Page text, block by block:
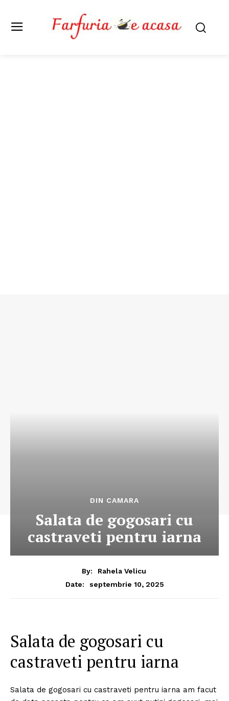
DIN CAMARA
Salata de gogosari cu
castraveti pentru iarna
By:
Rahela Velicu
Date:
septembrie 10, 2025
Salata de gogosari cu
castraveti pentru iarna
Salata de gogosari cu castraveti pentru iarna am facut